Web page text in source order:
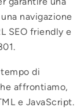
navigazione
SEO friendly e
di
affrontiamo,
e JavaScript.